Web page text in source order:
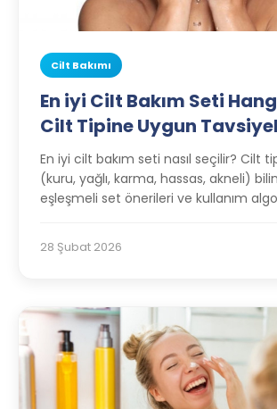
Cilt Bakımı
En iyi Cilt Bakım Seti
Cilt Tipine Uygun
En iyi cilt bakım seti nasıl seçilir? Cilt
(kuru, yağlı, karma, hassas, akneli)
eşleşmeli set önerileri ve kullanım
28 Şubat 2026